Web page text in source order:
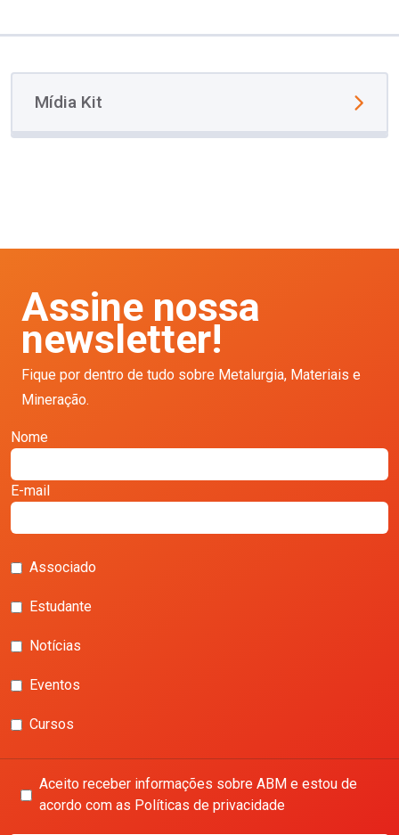
Mídia Kit
Assine nossa
newsletter!
Fique por dentro de tudo sobre Metalurgia, Materiais e
Mineração.
Nome
E-mail
Associado
Estudante
Notícias
Eventos
Cursos
Aceito receber informações sobre ABM e estou de
acordo com as Políticas de privacidade